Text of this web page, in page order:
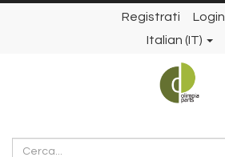
Registrati
Login
Italian (IT)
Cerca